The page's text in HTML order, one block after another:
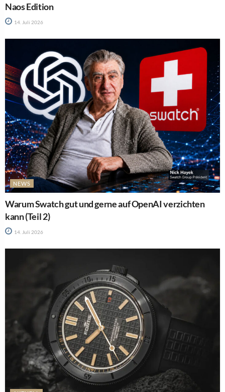
Naos Edition
14. Juli 2026
NEWS
Warum Swatch gut und gerne auf OpenAI verzichten
kann (Teil 2)
14. Juli 2026